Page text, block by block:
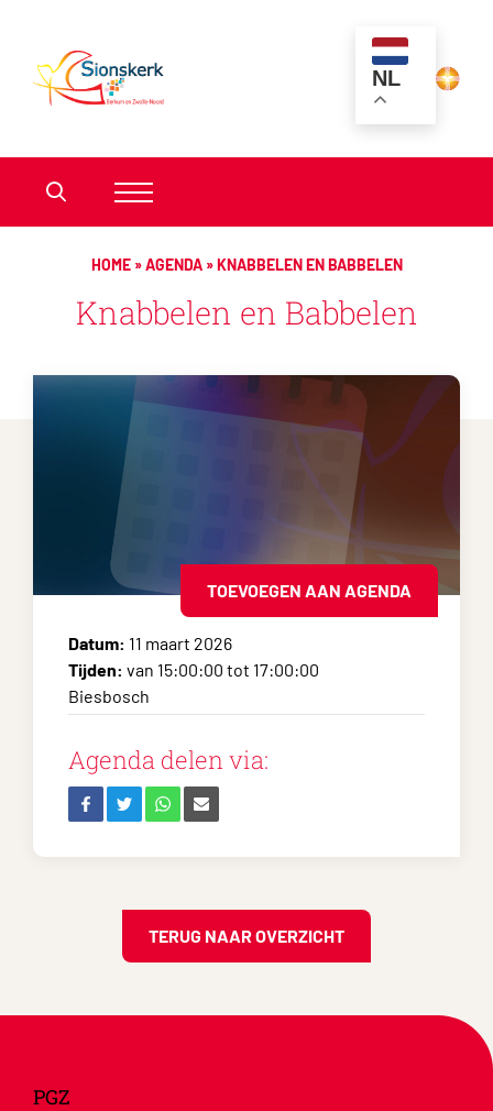
NL
HOME»AGENDA»KNABBELEN EN BABBELEN
Knabbelen en Babbelen
TOEVOEGEN AAN AGENDA
Datum: 11 maart 2026
Tijden: van 15:00:00 tot 17:00:00
Biesbosch
Agenda delen via:
TERUG NAAR OVERZICHT
PGZ